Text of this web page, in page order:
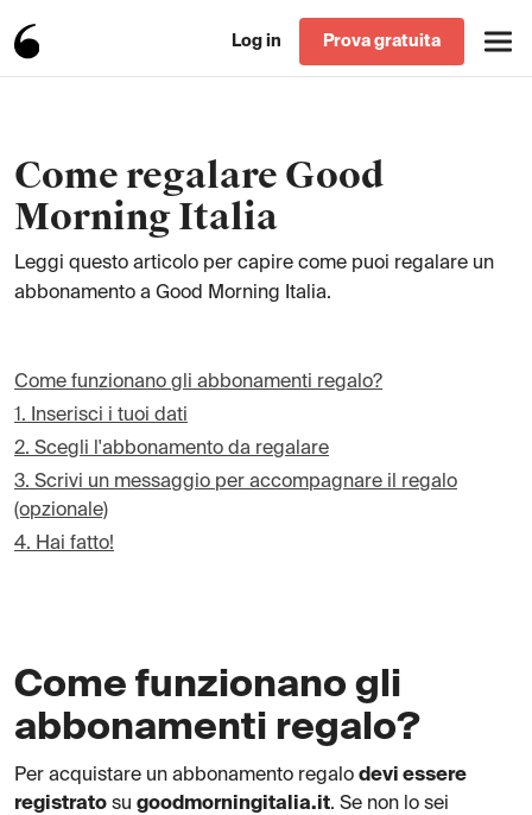
Log in Prova gratuita
Elenco articoli supporto
Come regalare Good
Morning Italia
Leggi questo articolo per capire come puoi regalare un
abbonamento a Good Morning Italia.
Come funzionano gli abbonamenti regalo?
1. Inserisci i tuoi dati
2. Scegli l'abbonamento da regalare
3. Scrivi un messaggio per accompagnare il regalo
(opzionale)
4. Hai fatto!
Come funzionano gli
abbonamenti regalo?
Per acquistare un abbonamento regalo devi essere
registrato su goodmorningitalia.it. Se non lo sei